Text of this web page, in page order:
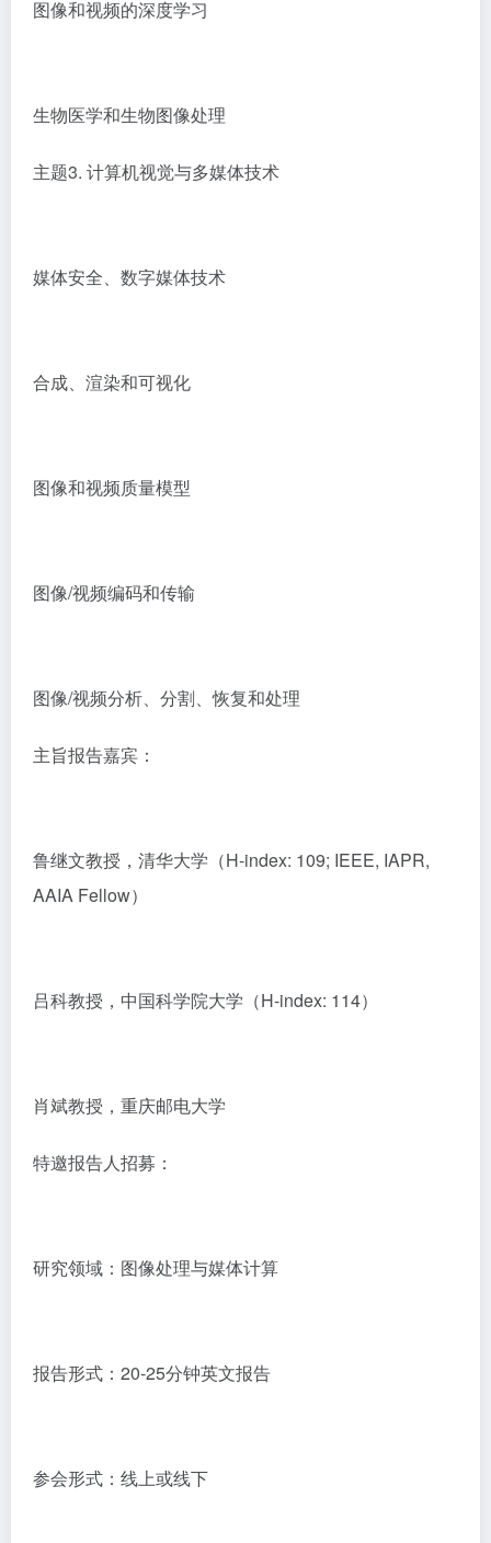
图像和视频的深度学习
生物医学和生物图像处理
主题3. 计算机视觉与多媒体技术
媒体安全、数字媒体技术
合成、渲染和可视化
图像和视频质量模型
图像/视频编码和传输
图像/视频分析、分割、恢复和处理
主旨报告嘉宾：
鲁继文教授，清华大学（H-index: 109; IEEE, IAPR,
AAIA Fellow）
吕科教授，中国科学院大学（H-index: 114）
肖斌教授，重庆邮电大学
特邀报告人招募：
研究领域：图像处理与媒体计算
报告形式：20-25分钟英文报告
参会形式：线上或线下